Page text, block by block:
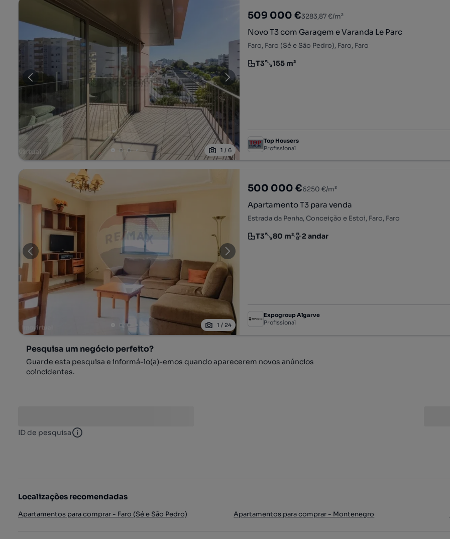
1 / 6
509 000 €3283,87 €/m²
Novo T3 com Garagem e Varanda Le Parc
Faro, Faro (Sé e São Pedro), Faro, Faro
Tipologia
T3
Preço por metro quadrado
155 m²
Top Housers
Profissional
1 / 24
500 000 €6250 €/m²
Apartamento T3 para venda
Estrada da Penha, Conceição e Estoi, Faro, Faro
Tipologia
T3
Preço por metro quadrado
80 m²
Andar 2 andar
Expogroup Algarve
Profissional
Pesquisa um negócio perfeito?
Guarde esta pesquisa e informá-lo(a)-emos quando aparecerem novos anúncios
coincidentes.
ID de pesquisa ID de pesquisa
Localizações recomendadas
Apartamentos para comprar - Faro (Sé e São Pedro) Apartamentos para comprar - Montenegro